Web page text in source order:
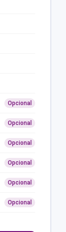
Opcional
Opcional
Opcional
Opcional
Opcional
Opcional